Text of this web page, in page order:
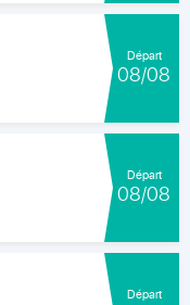
Départ
08/08
Départ
08/08
Départ